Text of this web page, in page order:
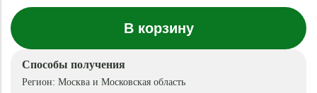
В корзину
Способы получения
Регион: Москва и Московская область